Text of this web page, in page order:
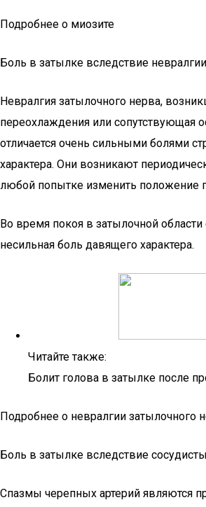
Подробнее о миозите
Боль в затылке вследствие
Невралгия затылочного нерва,
переохлаждения или сопутствующая
отличается очень сильными болями
характера. Они возникают
любой попытке изменить положение
Во время покоя в затылочной
несильная боль давящего характера.
Читайте также:
Болит голова в затылке после
Подробнее о невралгии затылочного
Боль в затылке вследствие
Спазмы черепных артерий являются